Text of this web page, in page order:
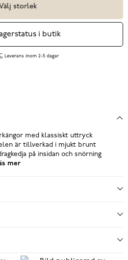
Välj storlek
i butik
Leverans inom 2-5 dagar
med klassiskt uttryck
är tillverkad i mjukt brunt
på insidan och snörning
mer